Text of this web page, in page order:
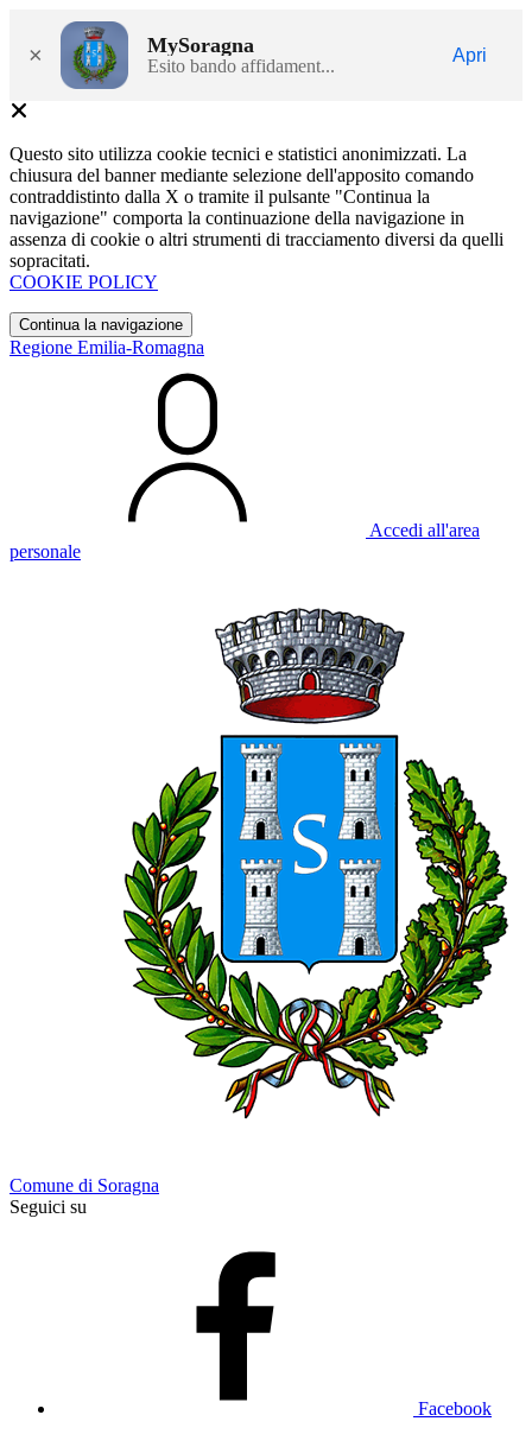
× MySoragna
Esito bando affidament...
Apri
Questo sito utilizza cookie tecnici e statistici anonimizzati. La
chiusura del banner mediante selezione dell'apposito comando
contraddistinto dalla X o tramite il pulsante "Continua la
navigazione" comporta la continuazione della navigazione in
assenza di cookie o altri strumenti di tracciamento diversi da quelli
sopracitati.
COOKIE POLICY
Continua la navigazione
Regione Emilia-Romagna
Accedi all'area
personale
Comune di Soragna
Seguici su
Facebook